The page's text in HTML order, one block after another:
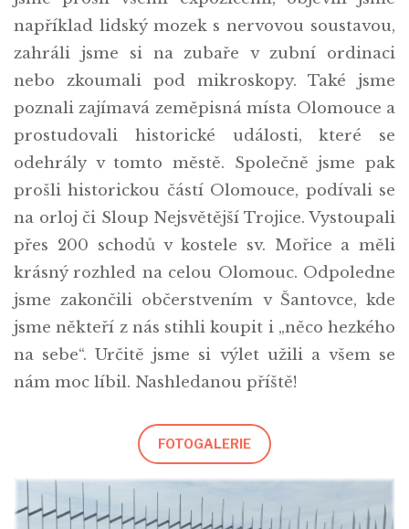
například lidský mozek s nervovou soustavou,
zahráli jsme si na zubaře v zubní ordinaci
nebo zkoumali pod mikroskopy. Také jsme
poznali zajímavá zeměpisná místa Olomouce a
prostudovali historické události, které se
odehrály v tomto městě. Společně jsme pak
prošli historickou částí Olomouce, podívali se
na orloj či Sloup Nejsvětější Trojice. Vystoupali
přes 200 schodů v kostele sv. Mořice a měli
krásný rozhled na celou Olomouc. Odpoledne
jsme zakončili občerstvením v Šantovce, kde
jsme někteří z nás stihli koupit i „něco hezkého
na sebe“. Určitě jsme si výlet užili a všem se
nám moc líbil. Nashledanou příště!
FOTOGALERIE